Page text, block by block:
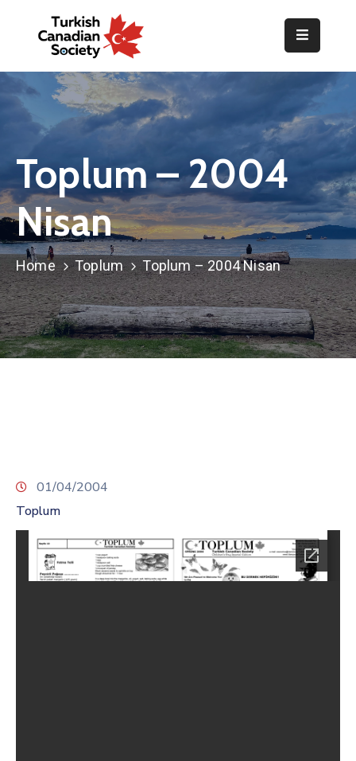
Home
Organization
Gallery
Announcements
Resources
TOPLUM
Activities
TCS
Toplum – 2004
Nisan
Home Toplum Toplum – 2004 Nisan
01/04/2004
Toplum